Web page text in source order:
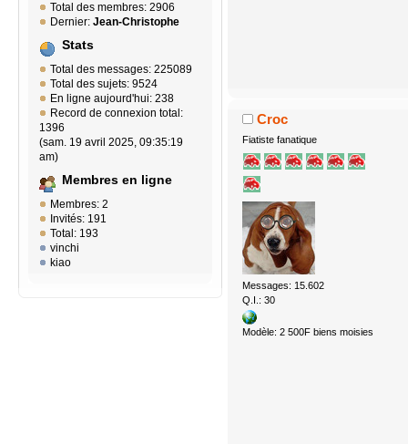
Total des membres: 2906
Dernier: Jean-Christophe
Stats
Total des messages: 225089
Total des sujets: 9524
En ligne aujourd'hui: 238
Record de connexion total:
1396
(sam. 19 avril 2025, 09:35:19
am)
Membres en ligne
Membres: 2
Invités: 191
Total: 193
vinchi
kiao
Croc
Fiatiste fanatique
Messages: 15.602
Q.I.: 30
Modèle: 2 500F biens moisies